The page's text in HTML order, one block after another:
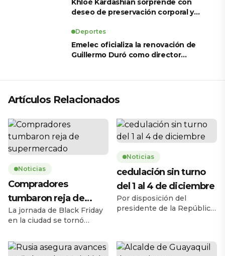
Khloé Kardashian sorprende con
deseo de preservación corporal y
Deportes
Emelec oficializa la renovación de
Guillermo Duró como director
Artículos Relacionados
Noticias
Compradores
tumbaron reja de
supermercado
La jornada de Black Friday
en la ciudad se tornó
jueves 27 de noviembre,
cuando una multitud de
Noticias
cedulación sin turno
del 1 al 4 de diciembre
Por disposición del
presidente de la República,
cedulación sin turno entre